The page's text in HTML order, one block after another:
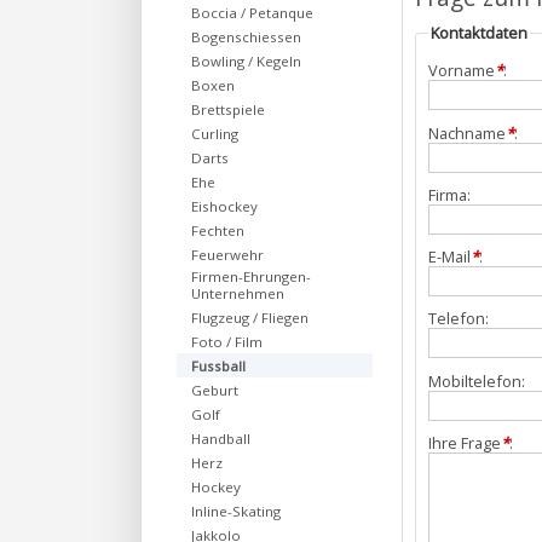
Kontaktdaten
Vorname*:
Nachname*:
Firma:
E-Mail*:
Telefon:
Mobiltelefon:
Ihre Frage*:
Boccia / Petanque
Bogenschiessen
Bowling / Kegeln
Boxen
Brettspiele
Curling
Darts
Ehe
Eishockey
Fechten
Feuerwehr
Firmen-Ehrungen-
Unternehmen
Flugzeug / Fliegen
Foto / Film
Fussball
Geburt
Golf
Handball
Herz
Hockey
Inline-Skating
Jakkolo